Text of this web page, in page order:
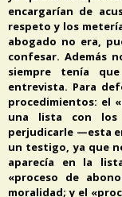
encargarían de
respeto y los
abogado no era,
confesar. Además
siempre tenía
entrevista. Para
procedimientos: el
una lista con los
perjudicarle —esta
un testigo, ya que
aparecía en la
«proceso de
moralidad; y el